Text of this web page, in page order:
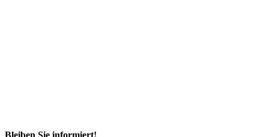
Bleiben Sie informiert!